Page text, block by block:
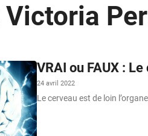
VRAI ou FAUX :
24 avril 2022
Le cerveau est de loin